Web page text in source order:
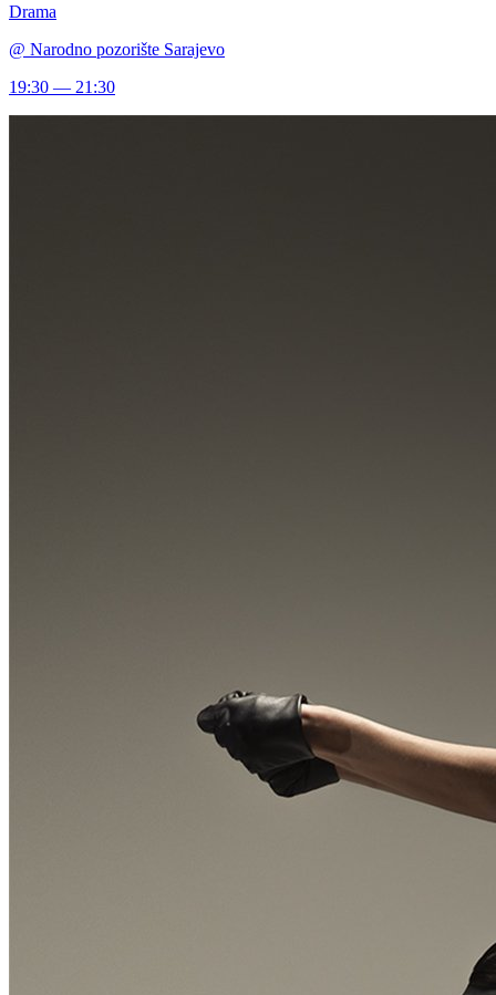
Drama
@ Narodno pozorište Sarajevo
19:30 — 21:30